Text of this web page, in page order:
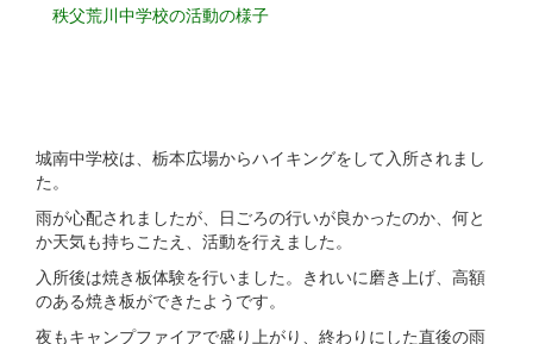
秩父荒川中学校の活動の様子
城南中学校は、栃本広場からハイキングをして入所されまし
た。
雨が心配されましたが、日ごろの行いが良かったのか、何と
か天気も持ちこたえ、活動を行えました。
入所後は焼き板体験を行いました。きれいに磨き上げ、高額
のある焼き板ができたようです。
夜もキャンプファイアで盛り上がり、終わりにした直後の雨